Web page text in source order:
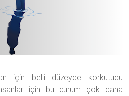
için belli düzeyde korkutucu
için bu durum çok daha